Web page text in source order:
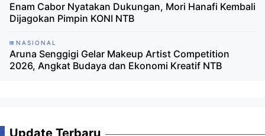
Enam Cabor Nyatakan Dukungan, Mori Hanafi Kembali
Dijagokan Pimpin KONI NTB
NASIONAL
Aruna Senggigi Gelar Makeup Artist Competition
2026, Angkat Budaya dan Ekonomi Kreatif NTB
Update Terbaru